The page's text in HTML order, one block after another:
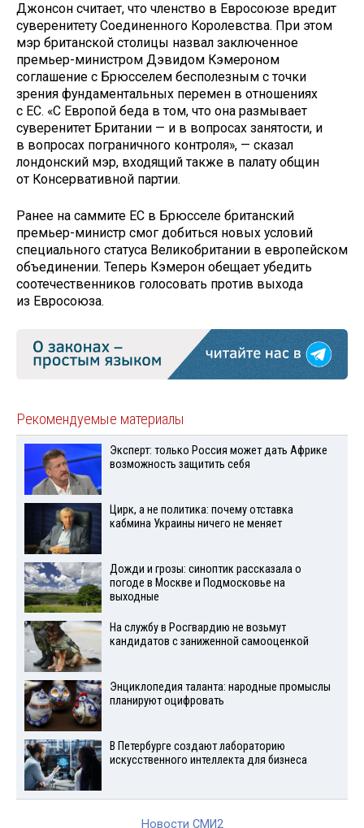
Джонсон считает, что членство в Евросоюзе вредит
суверенитету Соединенного Королевства. При этом
мэр британской столицы назвал заключенное
премьер-министром Дэвидом Кэмероном
соглашение с Брюсселем бесполезным с точки
зрения фундаментальных перемен в отношениях
с ЕС. «С Европой беда в том, что она размывает
суверенитет Британии — и в вопросах занятости, и
в вопросах пограничного контроля», — сказал
лондонский мэр, входящий также в палату общин
от Консервативной партии.
Ранее на саммите ЕС в Брюсселе британский
премьер-министр смог добиться новых условий
специального статуса Великобритании в европейском
объединении. Теперь Кэмерон обещает убедить
соотечественников голосовать против выхода
из Евросоюза.
Рекомендуемые материалы
Эксперт: только Россия может дать Африке
возможность защитить себя
Цирк, а не политика: почему отставка
кабмина Украины ничего не меняет
Дожди и грозы: синоптик рассказала о
погоде в Москве и Подмосковье на
выходные
На службу в Росгвардию не возьмут
кандидатов с заниженной самооценкой
Энциклопедия таланта: народные промыслы
планируют оцифровать
В Петербурге создают лабораторию
искусственного интеллекта для бизнеса
Новости СМИ2